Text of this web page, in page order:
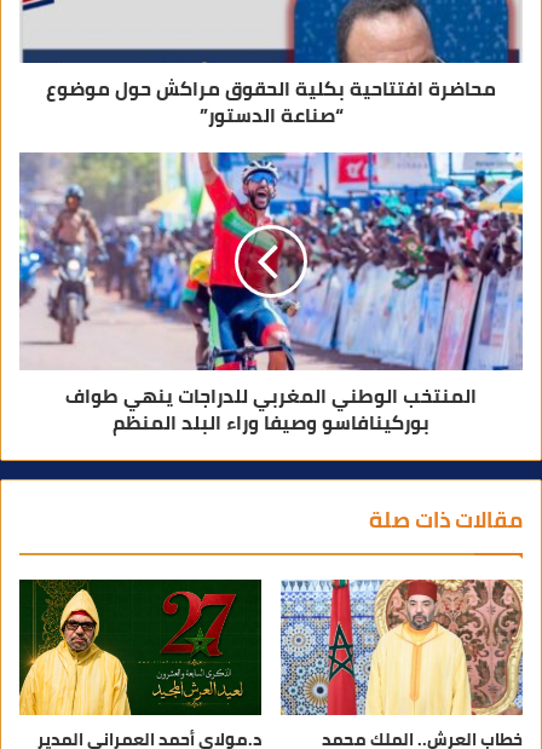
محاضرة افتتاحية بكلية الحقوق مراكش حول موضوع
“صناعة الدستور”
المنتخب الوطني المغربي للدراجات ينهي طواف
بوركينافاسو وصيفا وراء البلد المنظم
مقالات ذات صلة
خطاب العرش.. الملك محمد د.مولاي أحمد العمراني المدير